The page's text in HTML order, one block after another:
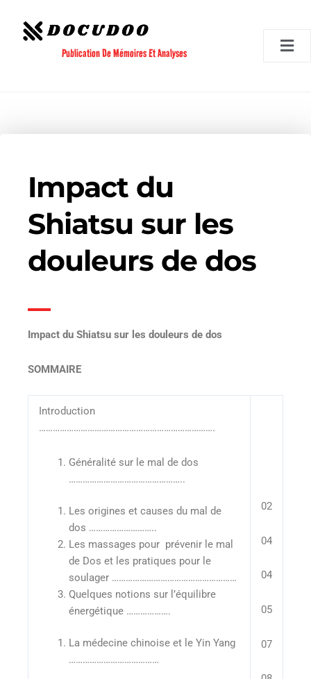
contenu
Publication De Mémoires Et Analyses
Impact du
Shiatsu sur les
douleurs de dos
Impact du Shiatsu sur les douleurs de dos
SOMMAIRE
Introduction
………………………………………………………………….
Généralité sur le mal de dos
…………………………………………..
Les origines et causes du mal de
dos ………………………..
Les massages pour prévenir le mal
de Dos et les pratiques pour le
soulager ………………………………………………
Quelques notions sur l’équilibre
énergétique ……………….
La médecine chinoise et le Yin Yang
…………………………………
02
04
04
05
07